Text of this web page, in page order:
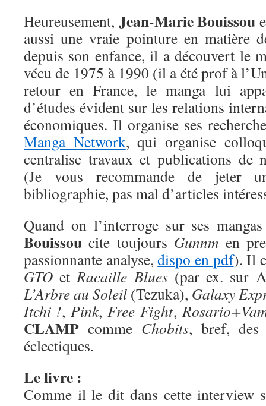
Heureusement, Jean-Marie Bouissou
aussi une vraie pointure en matière
depuis son enfance, il a découvert le
vécu de 1975 à 1990 (il a été prof à
retour en France, le manga lui
d’études évident sur les relations
économiques. Il organise ses
Manga Network, qui organise
centralise travaux et publications de
(Je vous recommande de jeter
bibliographie, pas mal d’articles
Quand on l’interroge sur ses
Bouissou cite toujours Gunnm en
passionnante analyse,dispo en pdf). Il
GTO etRacaille Blues(par ex. sur
L’Arbre au Soleil (Tezuka), Galaxy
Itchi !,Pink,Free Fight,
CLAMP comme Chobits, bref, des
éclectiques.
Le livre :
Comme il le dit dans cette